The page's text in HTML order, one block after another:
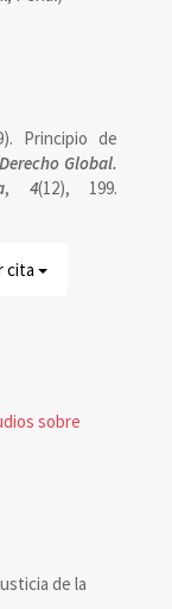
Principio de
Derecho Global.
, 4(12), 199.
cita
sobre
de la